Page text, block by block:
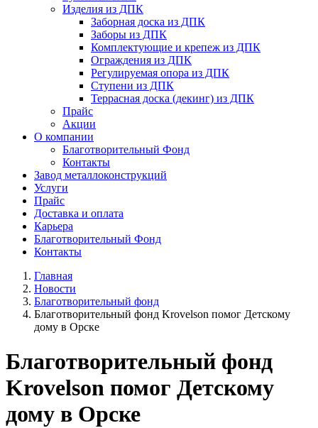
Изделия из ДПК
Заборная доска из ДПК
Заборы из ДПК
Комплектующие и крепеж из ДПК
Ограждения из ДПК
Регулируемая опора из ДПК
Ступени из ДПК
Террасная доска (декинг) из ДПК
Прайс
Акции
О компании
Благотворительный Фонд
Контакты
Завод металлоконструкций
Услуги
Прайс
Доставка и оплата
Карьера
Благотворительный Фонд
Контакты
Главная
Новости
Благотворительный фонд
Благотворительный фонд Krovelson помог Детскому
дому в Орске
Благотворительный фонд
Krovelson помог Детскому
дому в Орске